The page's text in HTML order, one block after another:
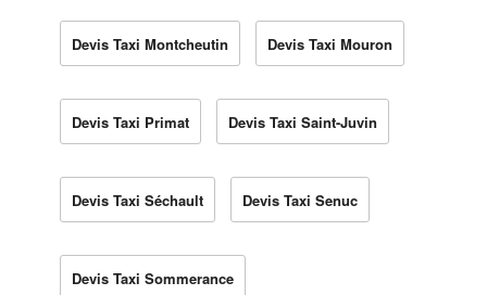
Devis Taxi Montcheutin Devis Taxi Mouron
Devis Taxi Primat Devis Taxi Saint-Juvin
Devis Taxi Séchault Devis Taxi Senuc
Devis Taxi Sommerance